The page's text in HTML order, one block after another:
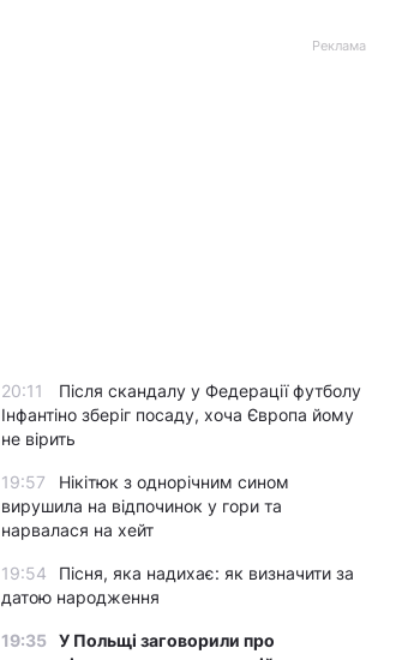
Реклама
20:11
Після скандалу у Федерації футболу
Інфантіно зберіг посаду, хоча Європа йому
не вірить
19:57
Нікітюк з однорічним сином
вирушила на відпочинок у гори та
нарвалася на хейт
19:54
Пісня, яка надихає: як визначити за
датою народження
19:35 У Польщі заговорили про